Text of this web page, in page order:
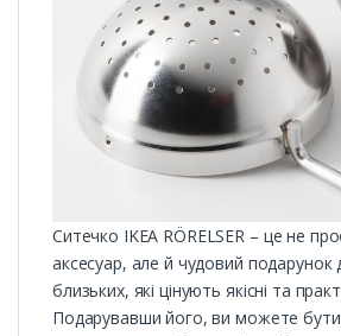
Ситечко IKEA RÖRELSER – це не
аксесуар, але й чудовий подарунок
близьких, які цінують якісні та
Подарувавши його, ви можете